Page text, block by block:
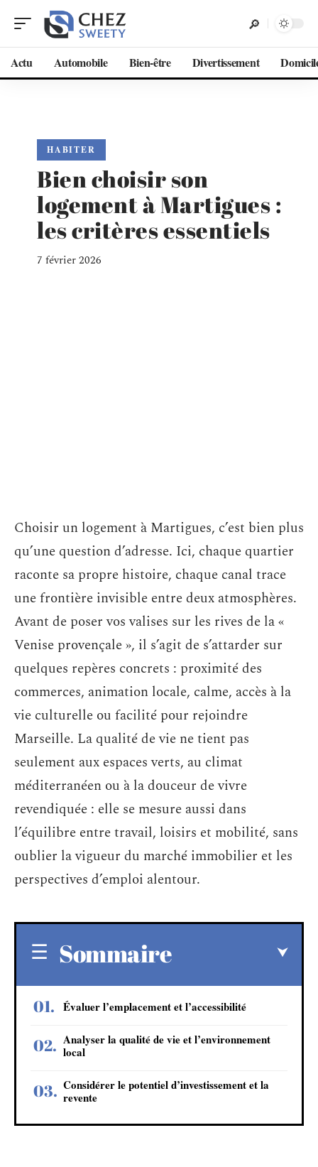
Actu Automobile Bien-être Divertissement
HABITER
Bien choisir son
logement à Martigues :
les critères essentiels
7 février 2026
Choisir un logement à Martigues, c’est bien plus
qu’une question d’adresse. Ici, chaque quartier
raconte sa propre histoire, chaque canal trace
une frontière invisible entre deux atmosphères.
Avant de poser vos valises sur les rives de la «
Venise provençale », il s’agit de s’attarder sur
quelques repères concrets : proximité des
commerces, animation locale, calme, accès à la
vie culturelle ou facilité pour rejoindre
Marseille. La qualité de vie ne tient pas
seulement aux espaces verts, au climat
méditerranéen ou à la douceur de vivre
revendiquée : elle se mesure aussi dans
l’équilibre entre travail, loisirs et mobilité, sans
oublier la vigueur du marché immobilier et les
perspectives d’emploi alentour.
Sommaire
Évaluer l’emplacement et l’accessibilité
Analyser la qualité de vie et l’environnement
local
Considérer le potentiel d’investissement et la
revente